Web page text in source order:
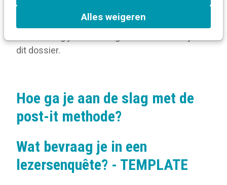
Alles weigeren
Hoe is je magazine opgebouwd? Voor welke
artikels moet je extra aandacht hebben en welke
dit dossier.
Hoe ga je aan de slag met de
post-it methode?
Wat bevraag je in een
lezersenquête? - TEMPLATE